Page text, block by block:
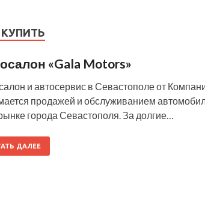
«Gala Motors»
и автосервис в Севастополе от
продажей и обслуживанием
города Севастополя. За долгие…
ДАЛЕЕ